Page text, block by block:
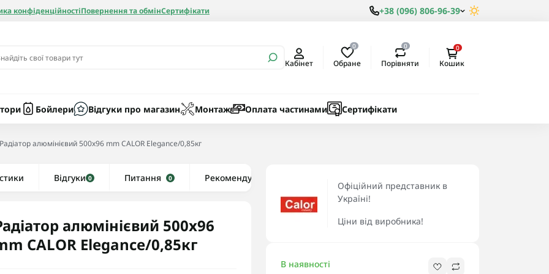
конфіденційностіПовернення та обмінСертифікати +38 (096) 806-96-39
Кабінет
0
Обране
0
Порівняти
0
Кошик
Бойлери Відгуки про магазин Монтаж Оплата частинами Сертифікати
Рушникосушки водяні
Колби
Радіатор алюмінієвий 500x96 mm CALOR Elegance/0,85кг
Відгуки 0 Питання 0 Рекомендуємо
алюмінієвий 500x96
CALOR Elegance/0,85кг
Офіційний представник в
Україні!
Ціни від виробника!
В наявності